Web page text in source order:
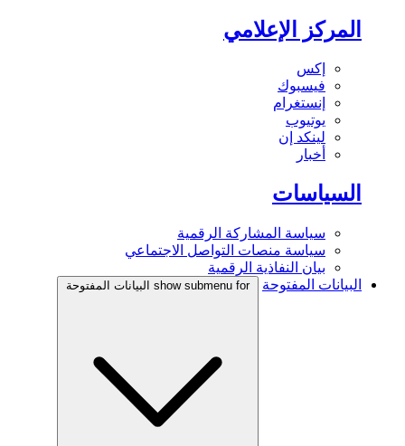
المركز الإعلامي
إكس
فيسبوك
إنستغرام
يوتيوب
لينكد إن
أخبار
السياسات
سياسة المشاركة الرقمية
سياسة منصات التواصل الاجتماعي
بيان النفاذية الرقمية
البيانات المفتوحة
show submenu for البيانات المفتوحة